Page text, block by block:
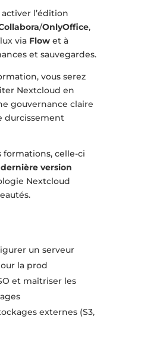
l’édition
/OnlyOffice,
via Flowet à
et sauvegardes.
vous serez
Nextcloud en
gouvernance claire
durcissement
celle-ci
version
Nextcloud
un serveur
la prod
et maîtriser les
externes (S3,